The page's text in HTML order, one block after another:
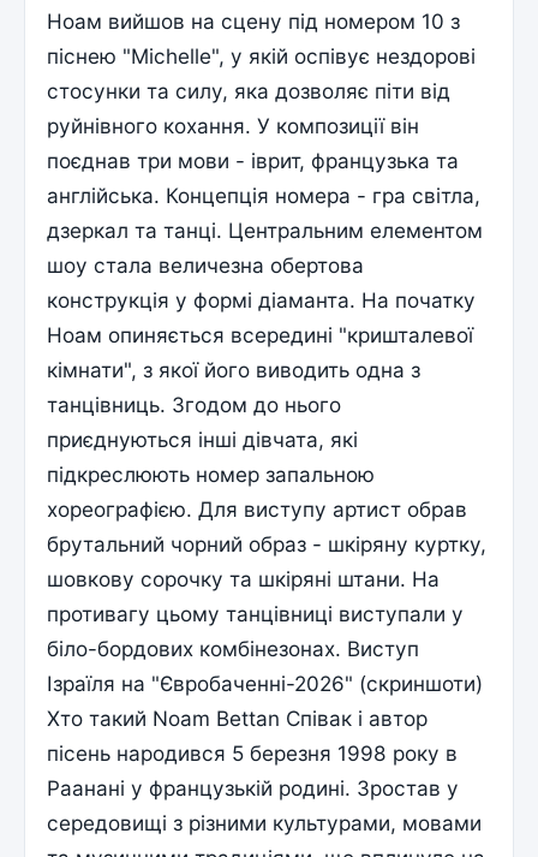
Ноам вийшов на сцену під номером 10 з
піснею "Michelle", у якій оспівує нездорові
стосунки та силу, яка дозволяє піти від
руйнівного кохання. У композиції він
поєднав три мови - іврит, французька та
англійська. Концепція номера - гра світла,
дзеркал та танці. Центральним елементом
шоу стала величезна обертова
конструкція у формі діаманта. На початку
Ноам опиняється всередині "кришталевої
кімнати", з якої його виводить одна з
танцівниць. Згодом до нього
приєднуються інші дівчата, які
підкреслюють номер запальною
хореографією. Для виступу артист обрав
брутальний чорний образ - шкіряну куртку,
шовкову сорочку та шкіряні штани. На
противагу цьому танцівниці виступали у
біло-бордових комбінезонах. Виступ
Ізраїля на "Євробаченні-2026" (скриншоти)
Хто такий Noam Bettan Співак і автор
пісень народився 5 березня 1998 року в
Раанані у французькій родині. Зростав у
середовищі з різними культурами, мовами